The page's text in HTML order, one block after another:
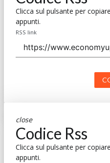
Clicca sul pulsante per
appunti.
RSS link
close
Codice Rss
Clicca sul pulsante per
appunti.